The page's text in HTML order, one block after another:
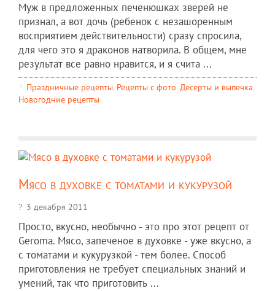
Муж в предложенных печенюшках зверей не
признал, а вот дочь (ребенок с незашоренным
восприятием действительности) сразу спросила,
для чего это я драконов натворила. В общем, мне
результат все равно нравится, и я счита ...
Праздничные рецепты, Рецепты c фото, Десерты и выпечка,
Новогодние рецепты
Мясо в духовке с томатами и кукурузой
3 декабря 2011
Просто, вкусно, необычно - это про этот рецепт от
Geroma. Мясо, запеченое в духовке - уже вкусно, а
с томатами и кукурузкой - тем более. Способ
приготовления не требует специальных знаний и
умений, так что приготовить ...